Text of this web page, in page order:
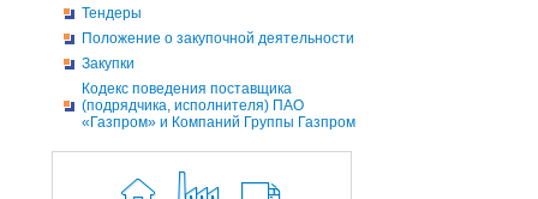
Тендеры
Положение о закупочной деятельности
Закупки
Кодекс поведения поставщика
(подрядчика, исполнителя) ПАО
«Газпром» и Компаний Группы Газпром